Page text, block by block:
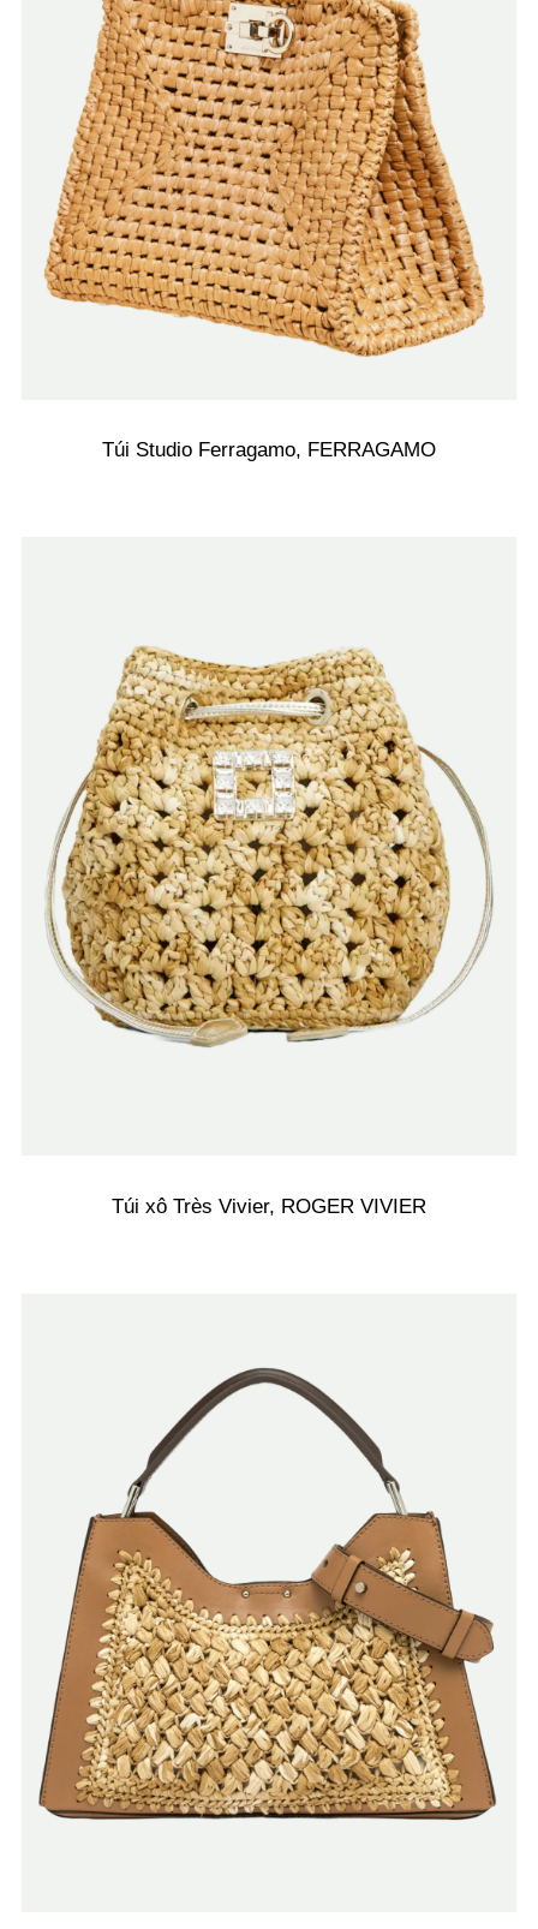
Túi Studio Ferragamo, FERRAGAMO
Túi xô Très Vivier, ROGER VIVIER